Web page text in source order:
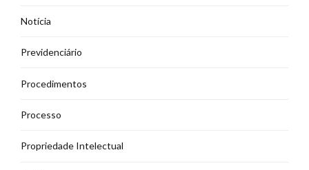
Notícia
Previdenciário
Procedimentos
Processo
Propriedade Intelectual